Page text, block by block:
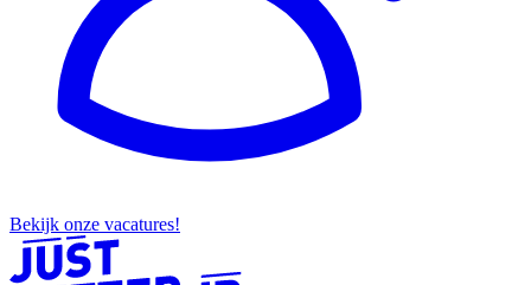
Bekijk onze vacatures!